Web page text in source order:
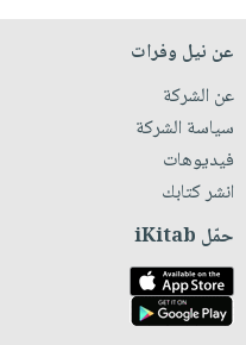
عن نيل وفرات
عن الشركة
سياسة الشركة
فيديوهات
انشر كتابك
حمّل iKitab